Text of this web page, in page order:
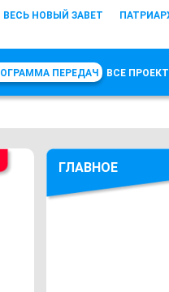
ВЕСЬ НОВЫЙ ЗАВЕТ
ПЕРЕДАЧ ВСЕ
ГЛАВНОЕ